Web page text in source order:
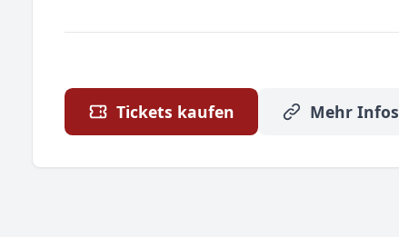
Tickets kaufen Mehr Infos